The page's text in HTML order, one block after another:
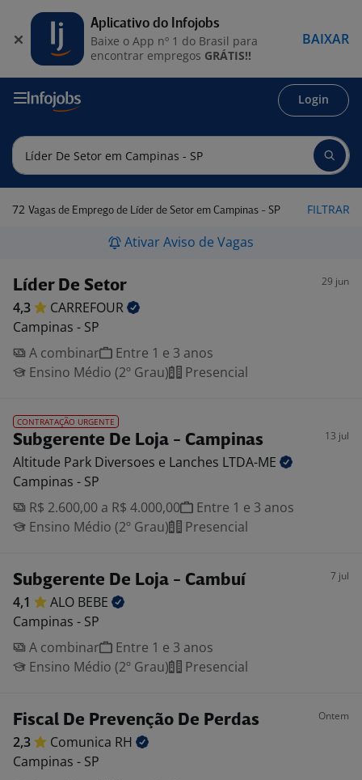
Login
72 Vagas de Emprego de Líder de Setor em Campinas - SP FILTRAR
Ativar Aviso de Vagas
Líder De Setor 29 jun
4,3
CARREFOUR
Campinas - SP
A combinar
Entre 1 e 3 anos
Ensino Médio (2º Grau)
Presencial
CONTRATAÇÃO URGENTE
Subgerente De Loja - Campinas 13 jul
Altitude Park Diversoes e Lanches LTDA-ME
Campinas - SP
R$ 2.600,00 a R$ 4.000,00
Entre 1 e 3 anos
Ensino Médio (2º Grau)
Presencial
Subgerente De Loja - Cambuí 7 jul
4,1 ALO BEBE
Campinas - SP
A combinar
Entre 1 e 3 anos
Ensino Médio (2º Grau)
Presencial
Fiscal De Prevenção De Perdas Ontem
2,3 Comunica RH
Campinas - SP
Aplicativo do Infojobs
Baixe o App nº 1 do Brasil para
encontrar empregos GRÁTIS!!
BAIXAR